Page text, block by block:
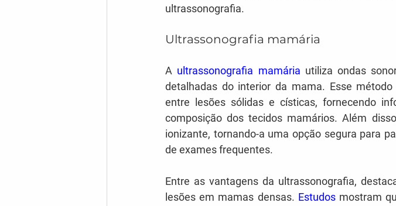
ultrassonografia.
Ultrassonografia mamária
A ultrassonografia mamária utiliza ondas
detalhadas do interior da mama. Esse
entre lesões sólidas e císticas, fornecendo
composição dos tecidos mamários. Além
ionizante, tornando-a uma opção segura para
de exames frequentes.
Entre as vantagens da ultrassonografia,
lesões em mamas densas. Estudos mostram